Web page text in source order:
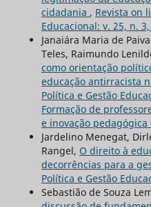
cidadania , Revista on
Educacional: v. 25, n.
Janaiára Maria de
Teles, Raimundo
como orientação
educação antirracista
Política e Gestão
Formação de
e inovação pedagógica
Jardelino Menegat,
Rangel, O direito à
decorrências para a
Política e Gestão
Sebastião de Souza